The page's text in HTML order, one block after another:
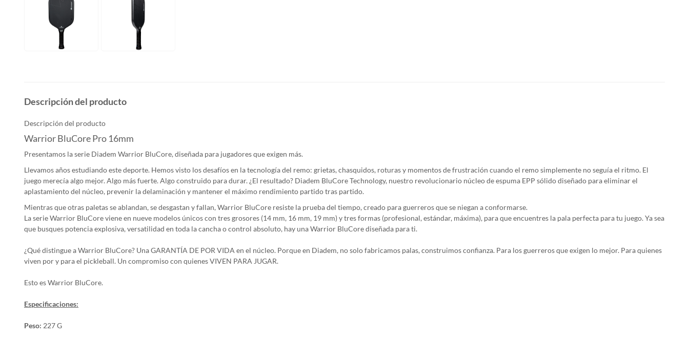
Descripción del producto
Descripción del producto
Warrior BluCore Pro 16mm
Presentamos la serie Diadem Warrior BluCore, diseñada para jugadores que exigen más.
Llevamos años estudiando este deporte. Hemos visto los desafíos en la tecnología del remo: grietas, chasquidos, roturas y momentos de frustración cuando el remo simplemente no seguía el ritmo. El
juego merecía algo mejor. Algo más fuerte. Algo construido para durar. ¿El resultado? Diadem BluCore Technology, nuestro revolucionario núcleo de espuma EPP sólido diseñado para eliminar el
aplastamiento del núcleo, prevenir la delaminación y mantener el máximo rendimiento partido tras partido.
Mientras que otras paletas se ablandan, se desgastan y fallan, Warrior BluCore resiste la prueba del tiempo, creado para guerreros que se niegan a conformarse.
La serie Warrior BluCore viene en nueve modelos únicos con tres grosores (14 mm, 16 mm, 19 mm) y tres formas (profesional, estándar, máxima), para que encuentres la pala perfecta para tu juego. Ya sea
que busques potencia explosiva, versatilidad en toda la cancha o control absoluto, hay una Warrior BluCore diseñada para ti.
¿Qué distingue a Warrior BluCore? Una GARANTÍA DE POR VIDA en el núcleo. Porque en Diadem, no solo fabricamos palas, construimos confianza. Para los guerreros que exigen lo mejor. Para quienes
viven por y para el pickleball. Un compromiso con quienes VIVEN PARA JUGAR.
Esto es Warrior BluCore.
Especificaciones:
Peso: 227 G